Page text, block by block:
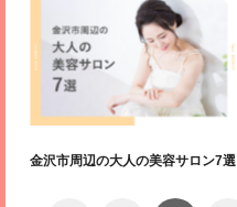
金沢市周辺の大人の美容サロン7選